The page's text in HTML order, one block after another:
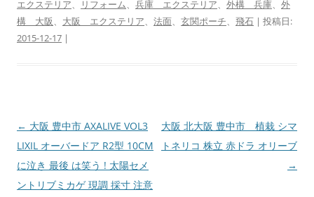
エクステリア、 リフォーム、 兵庫 エクステリア、 外構 兵庫、 外
構 大阪、 大阪 エクステリア、 法面、 玄関ポーチ、 飛石 | 投稿日:
2015-12-17 |
投
稿
ナ
ビ
← 大阪 豊中市 AXALIVE VOL3
LIXIL オーバードア R2型 10CM
に泣き 最後 は笑う ! 太陽セメ
ントリブミカゲ 現調 採寸 注意
大阪 北大阪 豊中市 植栽 シマ
トネリコ 株立 赤ドラ オリーブ
→